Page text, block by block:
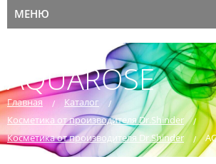
МЕНЮ
AQUAROSE
Главная
Каталог
Косметика от производителя Dr.Shinder
Косметика от производителя Dr.Shinder